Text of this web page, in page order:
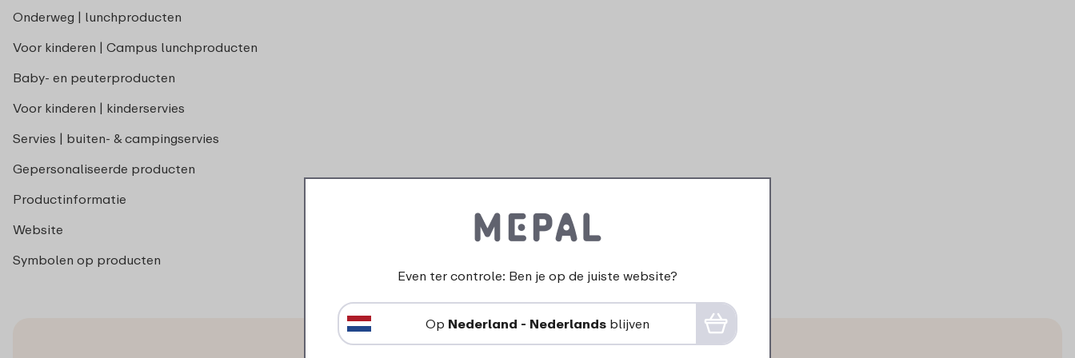
Onderweg | lunchproducten
Voor kinderen | Campus lunchproducten
Baby- en peuterproducten
Voor kinderen | kinderservies
Servies | buiten- & campingservies
Gepersonaliseerde producten
Productinformatie
Website
Symbolen op producten
Even ter controle: Ben je op de juiste website?
Op Nederland - Nederlands blijven